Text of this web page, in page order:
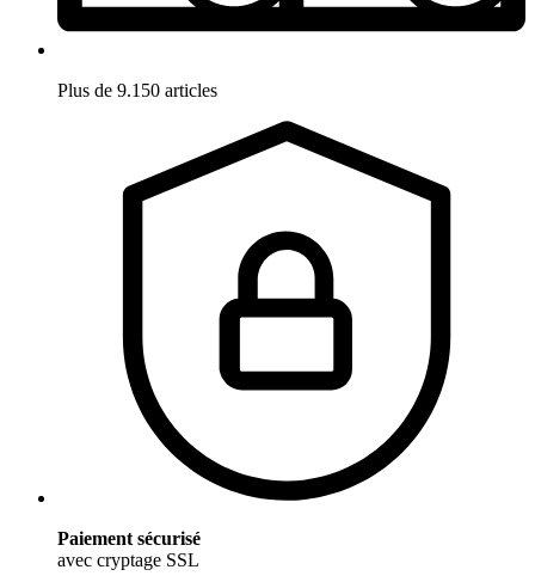
Plus de 9.150 articles
Paiement sécurisé
avec cryptage SSL